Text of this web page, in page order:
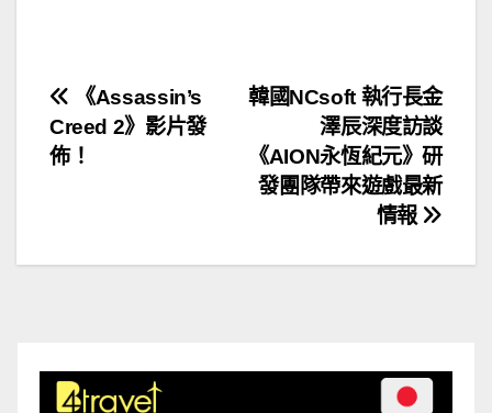
文
章
韓國NCsoft 執行長金
澤辰深度訪談
《AION永恆紀元》研
發團隊帶來遊戲最新
情報
《Assassin’s
Creed 2》影片發
佈！